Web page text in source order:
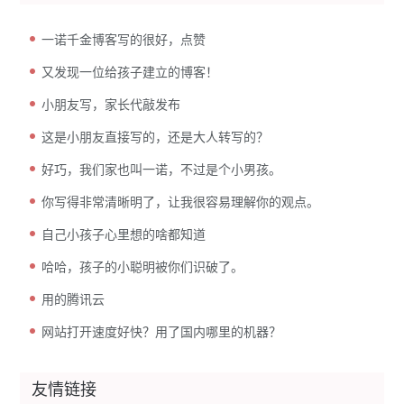
一诺千金博客写的很好，点赞
又发现一位给孩子建立的博客！
小朋友写，家长代敲发布
这是小朋友直接写的，还是大人转写的？
好巧，我们家也叫一诺，不过是个小男孩。
你写得非常清晰明了，让我很容易理解你的观点。
自己小孩子心里想的啥都知道
哈哈，孩子的小聪明被你们识破了。
用的腾讯云
网站打开速度好快？用了国内哪里的机器？
友情链接